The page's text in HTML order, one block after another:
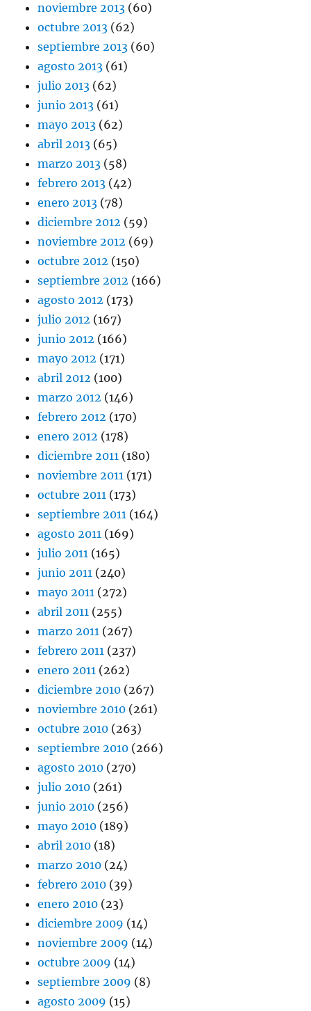
noviembre 2013 (60)
octubre 2013 (62)
septiembre 2013 (60)
agosto 2013 (61)
julio 2013 (62)
junio 2013 (61)
mayo 2013 (62)
abril 2013 (65)
marzo 2013 (58)
febrero 2013 (42)
enero 2013 (78)
diciembre 2012 (59)
noviembre 2012 (69)
octubre 2012 (150)
septiembre 2012 (166)
agosto 2012 (173)
julio 2012 (167)
junio 2012 (166)
mayo 2012 (171)
abril 2012 (100)
marzo 2012 (146)
febrero 2012 (170)
enero 2012 (178)
diciembre 2011 (180)
noviembre 2011 (171)
octubre 2011 (173)
septiembre 2011 (164)
agosto 2011 (169)
julio 2011 (165)
junio 2011 (240)
mayo 2011 (272)
abril 2011 (255)
marzo 2011 (267)
febrero 2011 (237)
enero 2011 (262)
diciembre 2010 (267)
noviembre 2010 (261)
octubre 2010 (263)
septiembre 2010 (266)
agosto 2010 (270)
julio 2010 (261)
junio 2010 (256)
mayo 2010 (189)
abril 2010 (18)
marzo 2010 (24)
febrero 2010 (39)
enero 2010 (23)
diciembre 2009 (14)
noviembre 2009 (14)
octubre 2009 (14)
septiembre 2009 (8)
agosto 2009 (15)